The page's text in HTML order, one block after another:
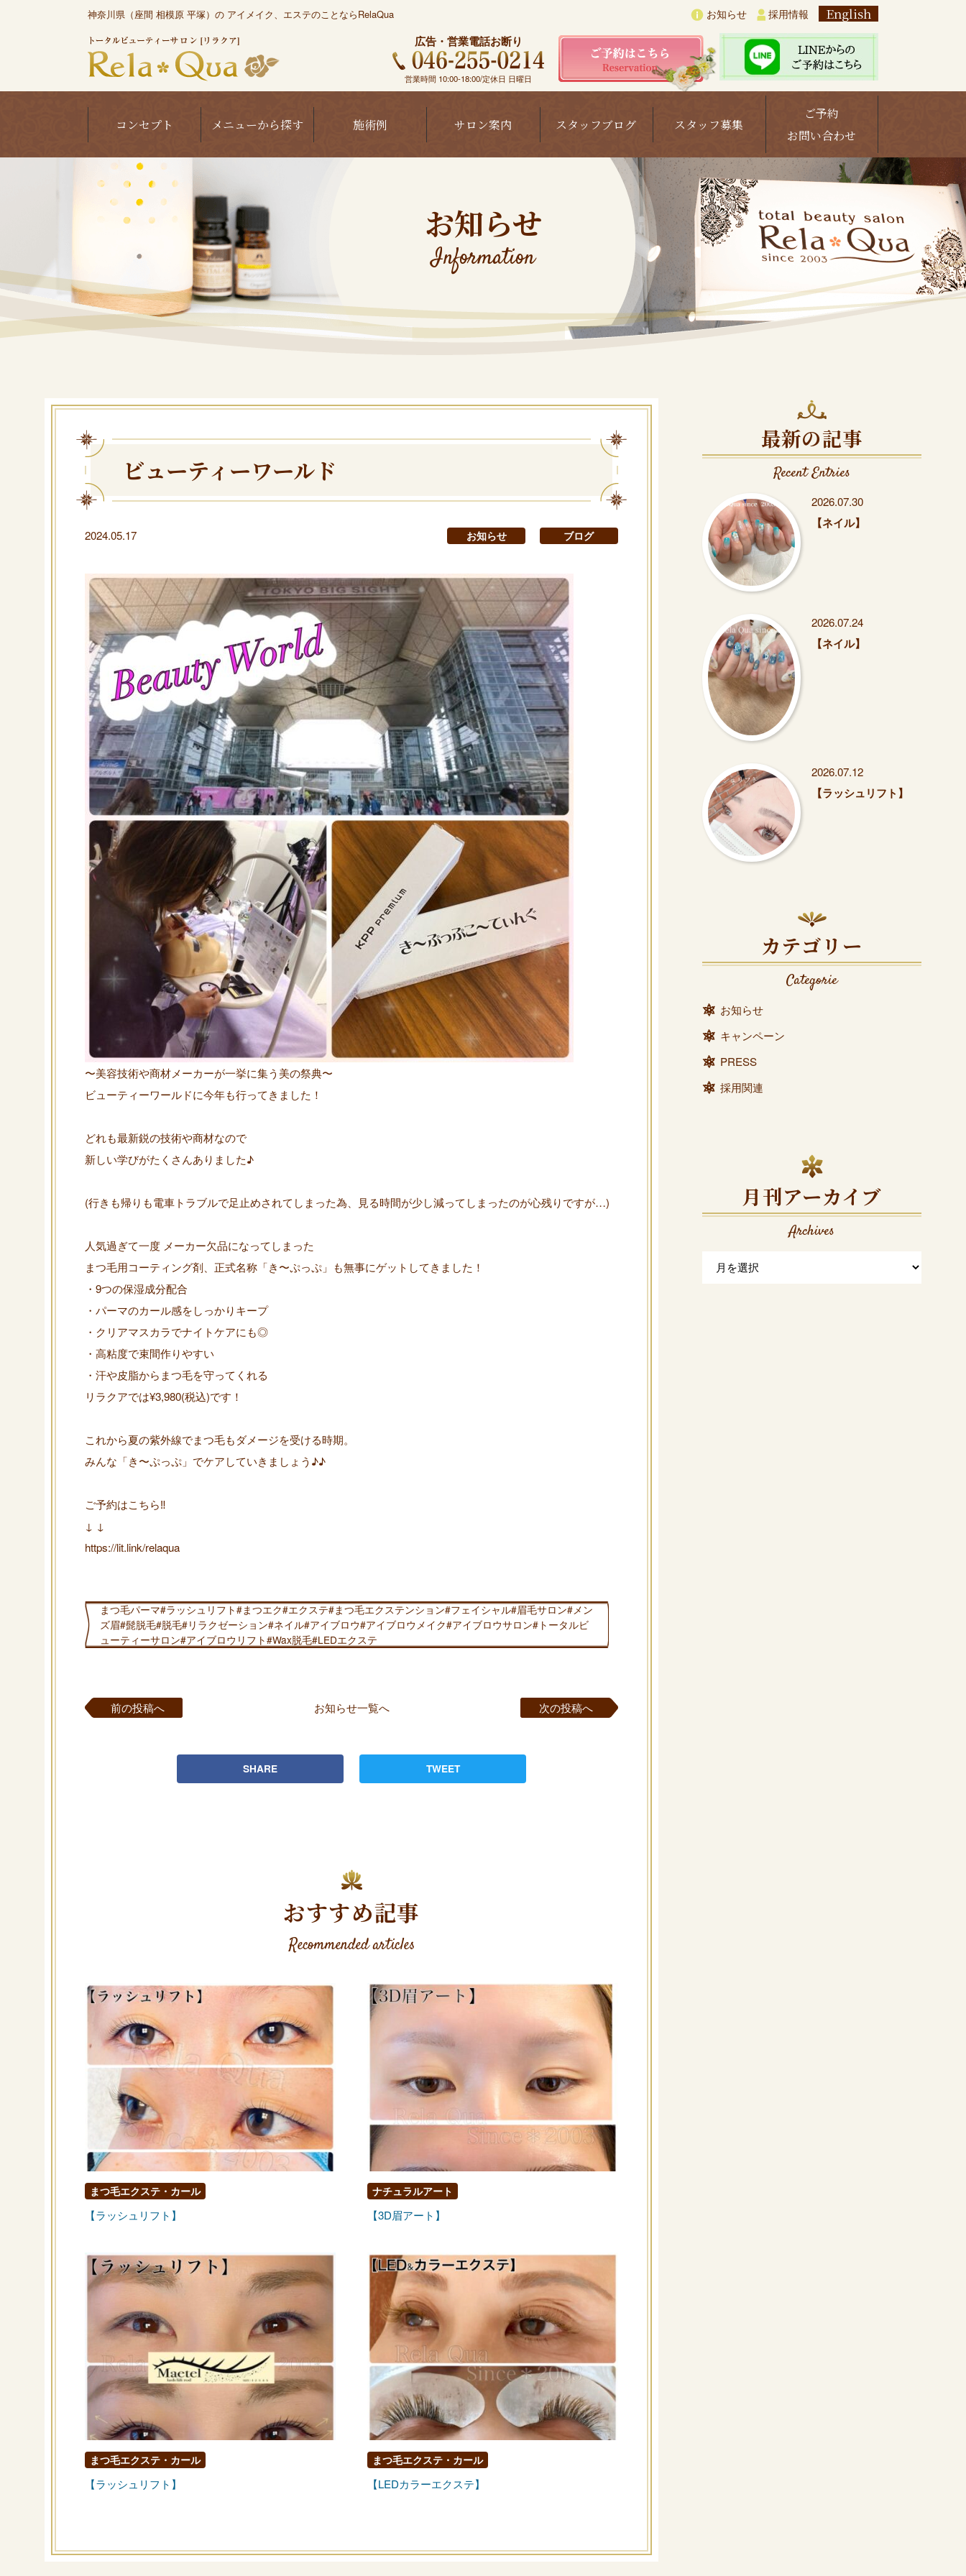
神奈川県（座間 相模原 平塚）の アイメイク、エステのことならRelaQua お知らせ 採用情報 English
広告・営業電話お断り
営業時間 10:00-18:00/定休日 日曜日
コンセプト メニューから探す 施術例 サロン案内 スタッフブログ スタッフ募集
ご予約
お問い合わせ
お知らせ
Information
ビューティーワールド
2024.05.17 お知らせ ブログ
〜美容技術や商材メーカーが一挙に集う美の祭典〜
ビューティーワールドに今年も行ってきました！
どれも最新鋭の技術や商材なので
新しい学びがたくさんありました♪
(行きも帰りも電車トラブルで足止めされてしまった為、見る時間が少し減ってしまったのが心残りですが…)
人気過ぎて一度 メーカー欠品になってしまった
まつ毛用コーティング剤、正式名称「き〜ぷっぷ」も無事にゲットしてきました！
・9つの保湿成分配合
・パーマのカール感をしっかりキープ
・クリアマスカラでナイトケアにも◎
・高粘度で束間作りやすい
・汗や皮脂からまつ毛を守ってくれる
リラクアでは¥3,980(税込)です！
これから夏の紫外線でまつ毛もダメージを受ける時期。
みんな「き〜ぷっぷ」でケアしていきましょう♪♪
ご予約はこちら‼︎
↓ ↓
https://lit.link/relaqua
まつ毛パーマ#ラッシュリフト#まつエク#エクステ#まつ毛エクステンション#フェイシャル#眉毛サロン#メン
ズ眉#髭脱毛#脱毛#リラクゼーション#ネイル#アイブロウ#アイブロウメイク#アイブロウサロン#トータルビ
ューティーサロン#アイブロウリフト#Wax脱毛#LEDエクステ
前の投稿へ お知らせ一覧へ 次の投稿へ
SHARE TWEET
おすすめ記事
Recommended articles
まつ毛エクステ・カール
【ラッシュリフト】
ナチュラルアート
【3D眉アート】
まつ毛エクステ・カール
【ラッシュリフト】
まつ毛エクステ・カール
【LEDカラーエクステ】
最新の記事
Recent Entries
2026.07.30
【ネイル】
2026.07.24
【ネイル】
2026.07.12
【ラッシュリフト】
カテゴリー
Categorie
お知らせ
キャンペーン
PRESS
採用関連
月刊アーカイブ
Archives